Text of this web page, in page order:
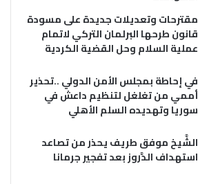
مقترحات وتعديلات جديدة على مسودة
قانون طرحها البرلمان التركي لاتمام
عملية السلام وحل القضية الكردية
في إحاطة بمجلس الأمن الدولي ..تحذير
أممي من تغلغل لتنظيم داعش في
سوريا وتهديده السلم الأهلي
الشَّيخ موفق طريف يحذر من تصاعد
استهداف الدَّروز بعد تفجير جرمانا